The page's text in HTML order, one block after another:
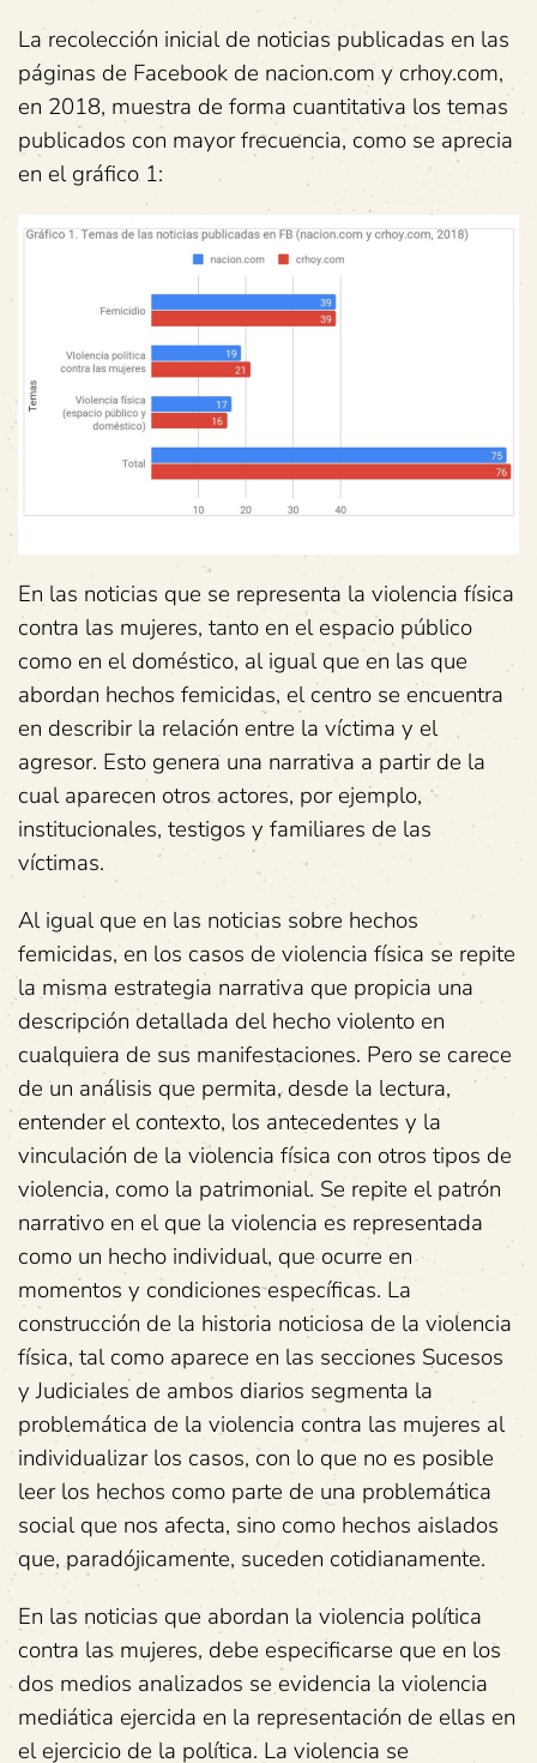
La recolección inicial de noticias publicadas en las
páginas de Facebook de nacion.com y crhoy.com,
en 2018, muestra de forma cuantitativa los temas
publicados con mayor frecuencia, como se aprecia
en el gráfico 1:
En las noticias que se representa la violencia física
contra las mujeres, tanto en el espacio público
como en el doméstico, al igual que en las que
abordan hechos femicidas, el centro se encuentra
en describir la relación entre la víctima y el
agresor. Esto genera una narrativa a partir de la
cual aparecen otros actores, por ejemplo,
institucionales, testigos y familiares de las
víctimas.
Al igual que en las noticias sobre hechos
femicidas, en los casos de violencia física se repite
la misma estrategia narrativa que propicia una
descripción detallada del hecho violento en
cualquiera de sus manifestaciones. Pero se carece
de un análisis que permita, desde la lectura,
entender el contexto, los antecedentes y la
vinculación de la violencia física con otros tipos de
violencia, como la patrimonial. Se repite el patrón
narrativo en el que la violencia es representada
como un hecho individual, que ocurre en
momentos y condiciones específicas. La
construcción de la historia noticiosa de la violencia
física, tal como aparece en las secciones Sucesos
y Judiciales de ambos diarios segmenta la
problemática de la violencia contra las mujeres al
individualizar los casos, con lo que no es posible
leer los hechos como parte de una problemática
social que nos afecta, sino como hechos aislados
que, paradójicamente, suceden cotidianamente.
En las noticias que abordan la violencia política
contra las mujeres, debe especificarse que en los
dos medios analizados se evidencia la violencia
mediática ejercida en la representación de ellas en
el ejercicio de la política. La violencia se